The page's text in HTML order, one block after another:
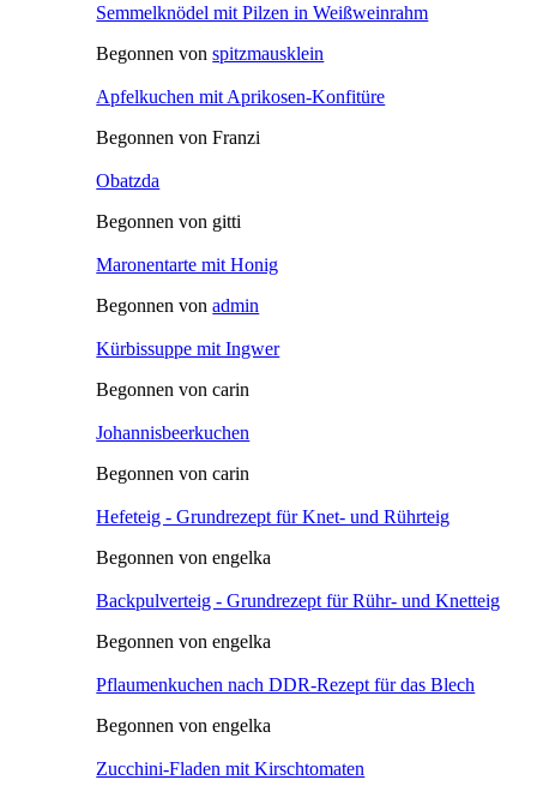
Semmelknödel mit Pilzen in Weißweinrahm
Begonnen vonspitzmausklein
Apfelkuchen mit Aprikosen-Konfitüre
Begonnen von Franzi
Obatzda
Begonnen von gitti
Maronentarte mit Honig
Begonnen vonadmin
Kürbissuppe mit Ingwer
Begonnen von carin
Johannisbeerkuchen
Begonnen von carin
Hefeteig - Grundrezept für Knet- und Rührteig
Begonnen von engelka
Backpulverteig - Grundrezept für Rühr- und Knetteig
Begonnen von engelka
Pflaumenkuchen nach DDR-Rezept für das Blech
Begonnen von engelka
Zucchini-Fladen mit Kirschtomaten